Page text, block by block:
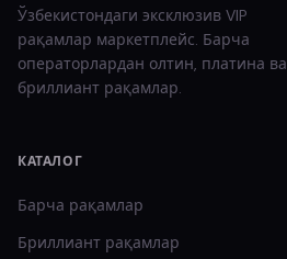
Ўзбекистондаги эксклюзив VIP
рақамлар маркетплейс. Барча
операторлардан олтин, платина ва
бриллиант рақамлар.
КАТАЛОГ
Барча рақамлар
Бриллиант рақамлар